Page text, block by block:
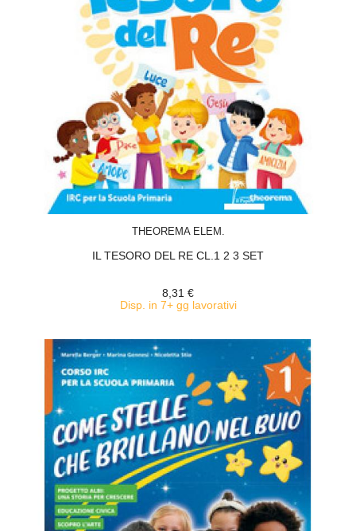
THEOREMA ELEM.
IL TESORO DEL RE CL.1 2 3 SET
8,31 €
Disp. in 7+ gg lavorativi